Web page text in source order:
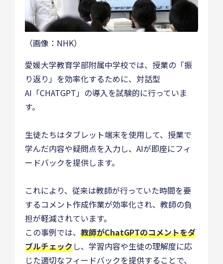
（画像：NHK）
愛媛大学教育学部附属中学校では、授業の「振
り返り」を効率化するために、対話型
AI「CHATGPT」の導入を試験的に行っていま
す。
生徒たちはタブレット端末を使用して、授業で
学んだ内容や疑問点を入力し、AIが即座にフィ
ードバックを提供します。
これにより、従来は教師が行っていた時間を要
するコメント作成作業が効率化され、教師の負
担が軽減されています。
この事例では、 教師がChatGPTのコメントをダ
ブルチェックし、学習内容や生徒の理解度に応
じた適切なフィードバックを提供することで、